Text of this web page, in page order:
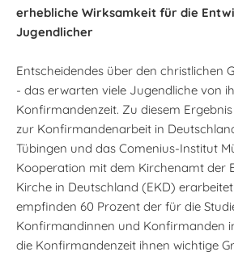
erhebliche Wirksamkeit für die
Jugendlicher
Entscheidendes über den christlichen
- das erwarten viele Jugendliche von
Konfirmandenzeit. Zu diesem
zur Konfirmandenarbeit in
Tübingen und das Comenius-Institut
Kooperation mit dem Kirchenamt der
Kirche in Deutschland (EKD)
empfinden 60 Prozent der für die
Konfirmandinnen und Konfirmanden
die Konfirmandenzeit ihnen wichtige